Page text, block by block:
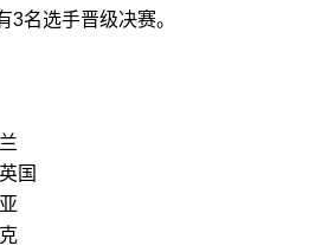
3名选手晋级决赛。
国